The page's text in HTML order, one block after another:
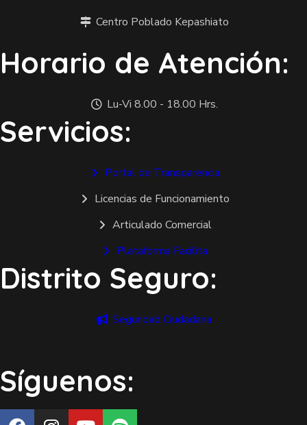
Centro Poblado Kepashiato
Horario de Atención:
Lu-Vi 8.00 - 18.00 Hrs.
Servicios:
Portal de Transparencia
Licencias de Funcionamiento
Articulado Comercial
Plataforma Facilita
Distrito Seguro:
Seguridad Ciudadana
Síguenos: